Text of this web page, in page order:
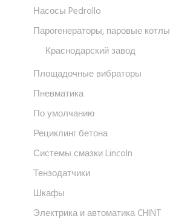
Насосы Pedrollo
Парогенераторы, паровые котлы
Краснодарский завод
Площадочные вибраторы
Пневматика
По умолчанию
Рециклинг бетона
Системы смазки Lincoln
Тензодатчики
Шкафы
Электрика и автоматика CHINT